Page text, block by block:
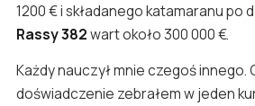
1200 € i składanego katamaranu po
Rassy 382wart około 300 000 €.
Każdy nauczył mnie czegoś innego.
doświadczenie zebrałem w jeden